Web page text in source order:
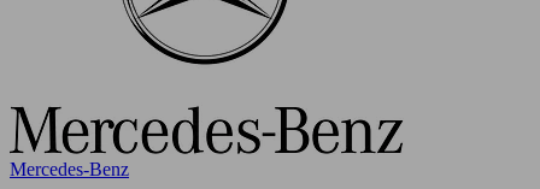
Mercedes-Benz